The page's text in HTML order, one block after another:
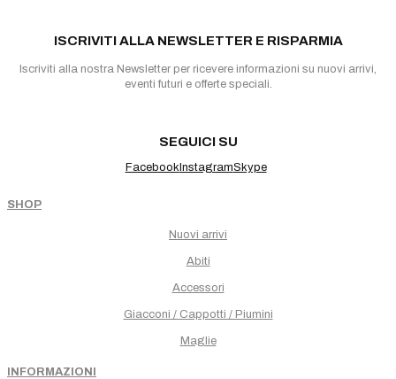
ISCRIVITI ALLA NEWSLETTER E RISPARMIA
Iscriviti alla nostra Newsletter per ricevere informazioni su nuovi arrivi,
eventi futuri e offerte speciali.
SEGUICI SU
FacebookInstagramSkype
SHOP
Nuovi arrivi
Abiti
Accessori
Giacconi / Cappotti / Piumini
Maglie
INFORMAZIONI